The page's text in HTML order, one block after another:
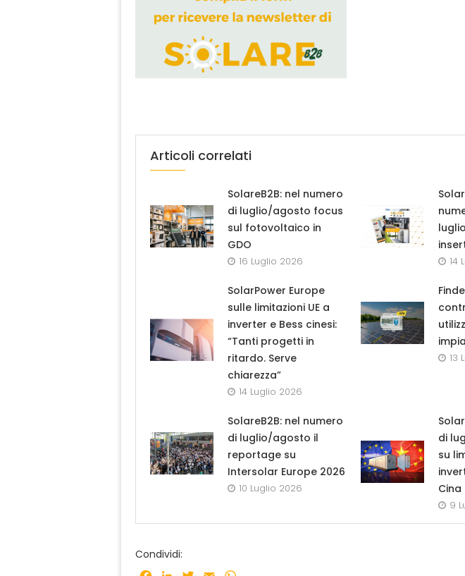
Articoli correlati
SolareB2B: nel numero
di luglio/agosto focus
sul fotovoltaico in
GDO
16 Luglio 2026 14
SolarPower Europe
sulle limitazioni UE a
inverter e Bess cinesi:
“Tanti progetti in
ritardo. Serve
chiarezza”
14 Luglio 2026
13
SolareB2B: nel numero
di luglio/agosto il
reportage su
Intersolar Europe 2026
10 Luglio 2026
di
su
Cina
9
Condividi: